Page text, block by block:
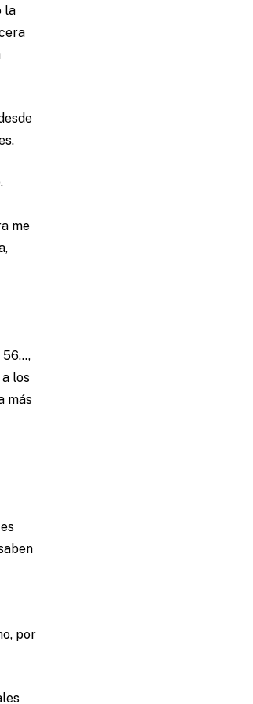
la
me
56…,
los
más
por